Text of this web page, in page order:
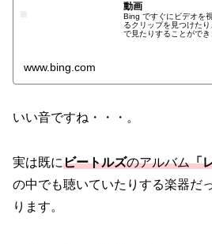
動画
Bing ですぐにビデオを
るクリップを見つけた
で見たりすることができ
www.bing.com
いい音ですね・・・。
実は既にビートルズのアルバム「
の中でも聴いていたりする楽器だ
ります。